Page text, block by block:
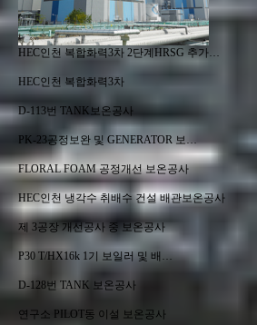
HEC인천 복합화력3차 2단계HRSG 추가…
HEC인천 복합화력3차
D-113번 TANK보온공사
PK-23공정보완 및 GENERATOR 보…
FLORAL FOAM 공정개선 보온공사
HEC인천 냉각수 취배수 건설 배관보온공사
제 3공장 개선공사 중 보온공사
P30 T/HX16k 1기 보일러 및 배…
D-128번 TANK 보온공사
연구소 PILOT동 이설 보온공사